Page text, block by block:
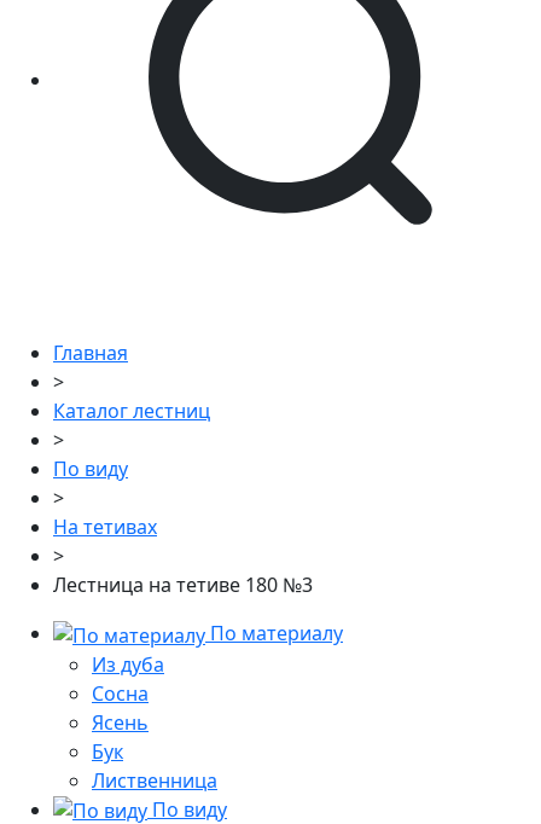
Главная
>
Каталог лестниц
>
По виду
>
На тетивах
>
Лестница на тетиве 180 №3
По материалу
Из дуба
Сосна
Ясень
Бук
Лиственница
По виду